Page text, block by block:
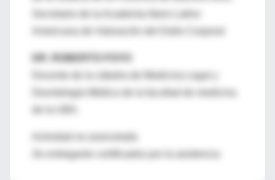
Docente de la cátedra de Medicina Legal y
Deontología Médica de la facultad de medicina
Se entregarán certificados por la asistencia